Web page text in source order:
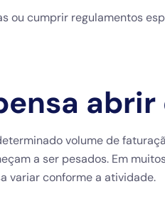
cumprir regulamentos
abrir
volume de
a ser pesados. Em
variar conforme a atividade.